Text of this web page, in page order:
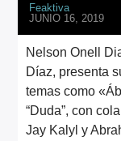
Feaktiva
JUNIO 16, 2019
Nelson Onell
Díaz, presenta
temas como
“Duda”, con
Jay Kalyl y